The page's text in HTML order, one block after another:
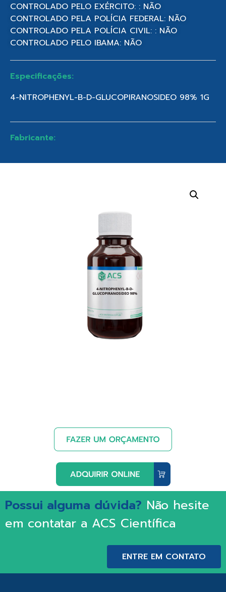
CONTROLADO PELO EXÉRCITO: : NÃO
CONTROLADO PELA POLÍCIA FEDERAL: NÃO
CONTROLADO PELA POLÍCIA CIVIL: : NÃO
CONTROLADO PELO IBAMA: NÃO
Especificações:
4-NITROPHENYL-B-D-GLUCOPIRANOSIDEO 98% 1G
Fabricante:
Possui alguma dúvida? Não hesite
em contatar a ACS Científica
ENTRE EM CONTATO